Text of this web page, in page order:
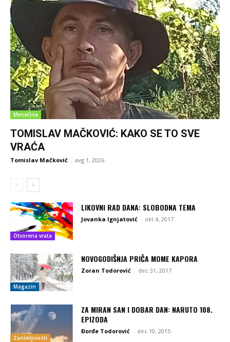
Mesečina
TOMISLAV MAČKOVIĆ: KAKO SE TO SVE
VRAĆA
Tomislav Mačković - avg 1, 2026
Otvorena vrata
LIKOVNI RAD DANA: SLOBODNA TEMA
Jovanka Ignjatović - okt 4, 2017
Magazin
NOVOGODIŠNJA PRIČA MOME KAPORA
Zoran Todorović - dec 31, 2017
Zanimljivosti
ZA MIRAN SAN I DOBAR DAN: NARUTO 108.
EPIZODA
Đorđe Todorović - dec 10, 2015